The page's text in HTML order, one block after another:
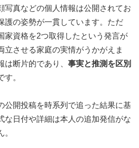
写真などの個人情報は公開されてお
護の姿勢が一貫しています。ただ
家資格を2つ取得したという発言が
立させる家庭の実情がうかがえま
断片的であり、 事実と推測を区別
す。
公開投稿を時系列で追った結果に基
な日付や詳細は本人の追加発信がな